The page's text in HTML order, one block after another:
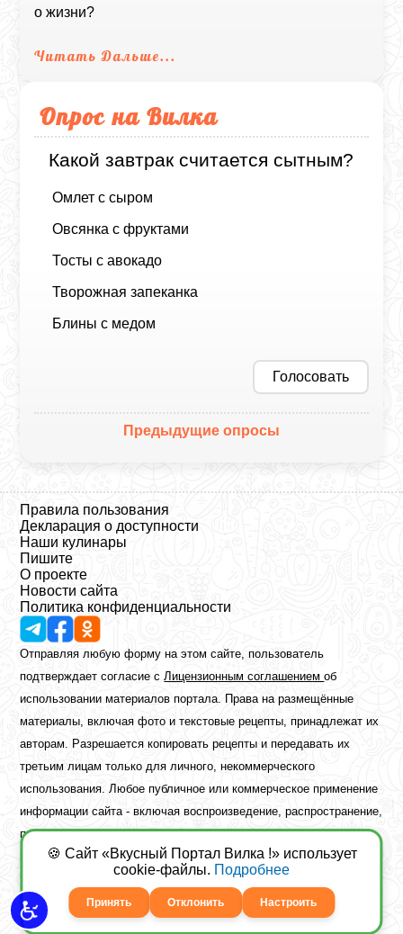
о жизни?
Читать Дальше...
Опрос на Вилка
Какой завтрак считается сытным?
Омлет с сыром
Овсянка с фруктами
Тосты с авокадо
Творожная запеканка
Блины с медом
Голосовать
Предыдущие опросы
Правила пользования
Декларация о доступности
Наши кулинары
Пишите
О проекте
Новости сайта
Политика конфиденциальности
Отправляя любую форму на этом сайте, пользователь
подтверждает согласие сЛицензионным соглашениемоб
использовании материалов портала. Права на размещённые
материалы, включая фото и текстовые рецепты, принадлежат их
авторам. Разрешается копировать рецепты и передавать их
третьим лицам только для личного, некоммерческого
использования. Любое публичное или коммерческое применение
информации сайта - включая воспроизведение, распространение,
публикацию или обработку - возможно лишь при наличии
предварительного письменного разрешения правообладателя.
Copyright ©2026 Вкусный Портал Вилка
Сайт построенfreebrush.net
🍪 Сайт «Вкусный Портал Вилка !» использует
cookie-файлы. Подробнее
Принять Отклонить Настроить